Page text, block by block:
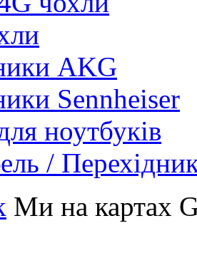
AKG
Sennheiser
ноутбуків
/
Ми на картах